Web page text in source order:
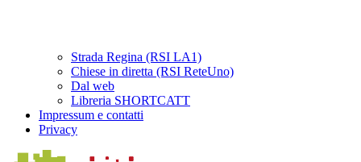
Strada Regina (RSI LA1)
Chiese in diretta (RSI ReteUno)
Dal web
Libreria SHORTCATT
Impressum e contatti
Privacy